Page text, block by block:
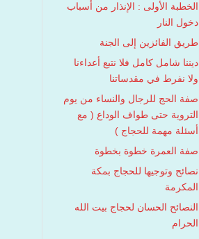
الخطبة الأولى : الإنذار من أسباب
دخول النار
طريق الفائزين إلى الجنة
ديننا شامل كامل فلا نتبع أعداءنا
ولا نفرط في مقدساتنا
صفة الحج للرجال والنساء من يوم
التروية حتى طواف الوداع ( مع
أسئلة مهمة للحجاج )
صفة العمرة خطوة بخطوة
نصائح وتوجيها للحجاج بمكة
المكرمة
النصائح الحسان لحجاج بيت الله
الحرام